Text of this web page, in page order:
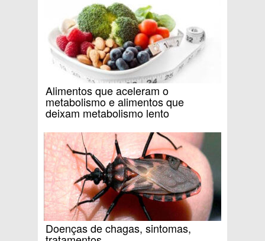
Alimentos que aceleram o
metabolismo e alimentos que
deixam metabolismo lento
Doenças de chagas, sintomas,